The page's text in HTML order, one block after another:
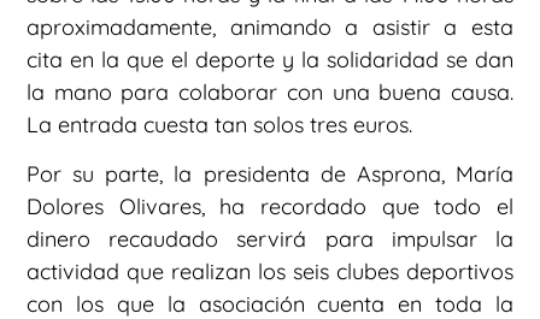
aproximadamente, animando a asistir a esta
cita en la que el deporte y la solidaridad se dan
la mano para colaborar con una buena causa.
La entrada cuesta tan solos tres euros.
Por su parte, la presidenta de Asprona, María
Dolores Olivares, ha recordado que todo el
dinero recaudado servirá para impulsar la
actividad que realizan los seis clubes deportivos
con los que la asociación cuenta en toda la